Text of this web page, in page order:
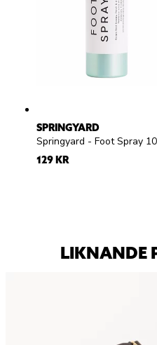
SPRINGYARD
129 KR
LIKNANDE